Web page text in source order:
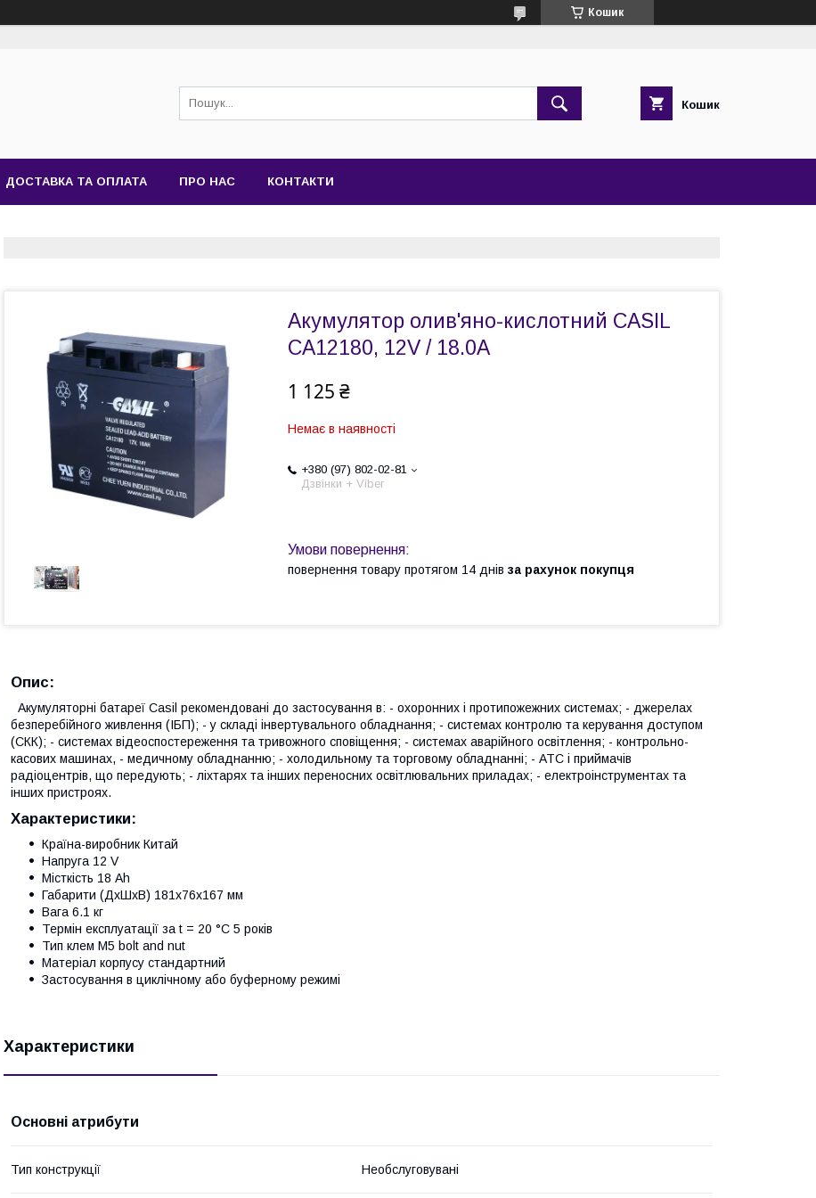
Кошик
Кошик
ДОСТАВКА ТА ОПЛАТА ПРО НАС КОНТАКТИ
Акумулятор олив'яно-кислотний CASIL
CA12180, 12V / 18.0A
1 125 ₴
Немає в наявності
+380 (97) 802-02-81
Дзвінки + Viber
повернення товару протягом 14 днів за рахунок покупця
Опис:
Акумуляторні батареї Casil рекомендовані до застосування в: - охоронних і протипожежних системах; - джерелах
безперебійного живлення (ІБП); - у складі інвертувального обладнання; - системах контролю та керування доступом
(СКК); - системах відеоспостереження та тривожного сповіщення; - системах аварійного освітлення; - контрольно-
касових машинах, - медичному обладнанню; - холодильному та торговому обладнанні; - АТС і приймачів
радіоцентрів, що передують; - ліхтарях та інших переносних освітлювальних приладах; - електроінструментах та
інших пристроях.
Характеристики:
Країна-виробник Китай
Напруга 12 V
Місткість 18 Ah
Габарити (ДхШхВ) 181x76x167 мм
Вага 6.1 кг
Термін експлуатації за t = 20 °C 5 років
Тип клем M5 bolt and nut
Матеріал корпусу стандартний
Застосування в циклічному або буферному режимі
Характеристики
Основні атрибути
Тип конструкції Необслуговувані